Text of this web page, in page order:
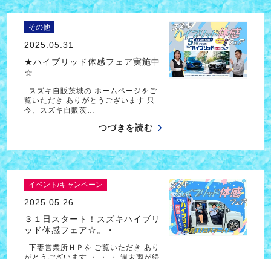
その他
2025.05.31
★ハイブリッド体感フェア実施中
☆
スズキ自販茨城の ホームページをご
覧いただき ありがとうございます 只
今、スズキ自販茨…
つづきを読む
イベント/キャンペーン
2025.05.26
３１日スタート！スズキハイブリ
ッド体感フェア☆。・
下妻営業所ＨＰを ご覧いただき あり